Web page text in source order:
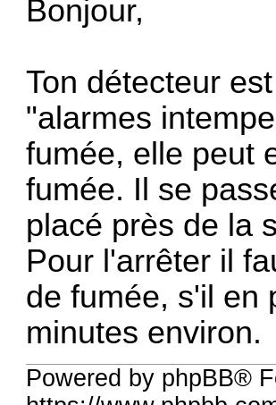
Bonjour,
Ton détecteur
"alarmes
fumée, elle peut
fumée. Il se
placé près de la
Pour l'arrêter il
de fumée, s'il en
minutes environ.
Powered by phpBB®